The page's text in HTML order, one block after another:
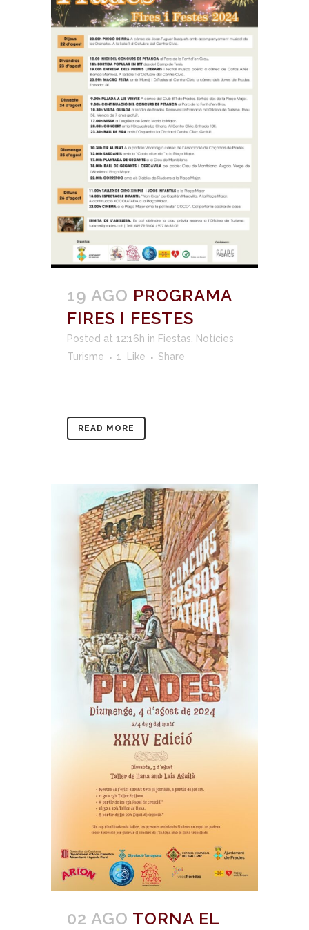
19 AGO PROGRAMA
FIRES I FESTES
Posted at 12:16h in Fiestas, Notícies
Turisme
1 Like Share
...
READ MORE
02 AGO TORNA EL